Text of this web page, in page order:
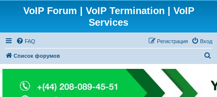
VoIP Forum | VoIP Termination | VoIP
Services
FAQ Вход
Регистрация
Список форумов
с